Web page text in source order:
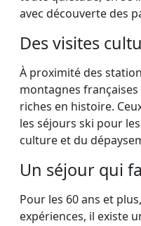
avec découverte des
Des visites
À proximité des
montagnes
riches en histoire.
les séjours ski pour
culture et du
Un séjour qui
Pour les 60 ans et
expériences, il existe